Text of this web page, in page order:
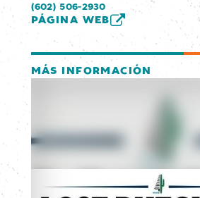
(602) 506-2930
PÁGINA WEB
MÁS INFORMACIÓN